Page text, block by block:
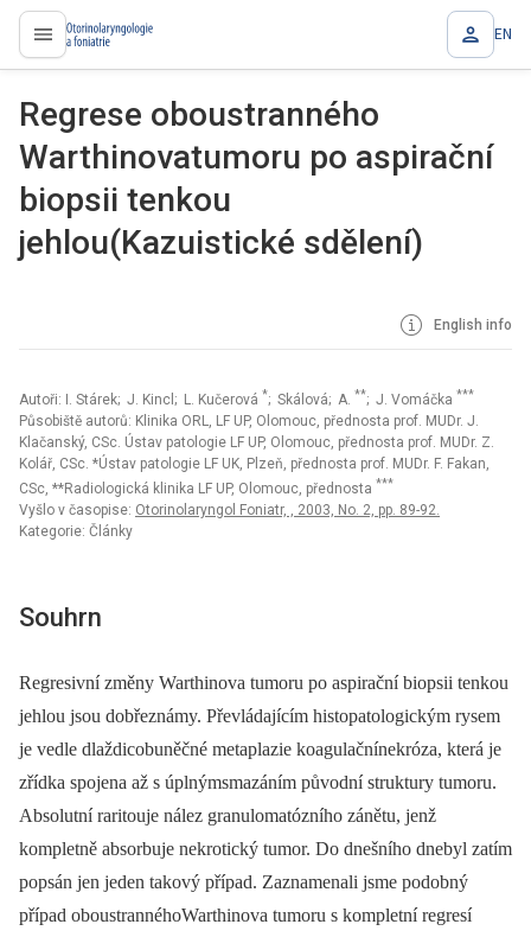
proLékaře.cz EN
Regrese oboustranného
Warthinovatumoru po aspirační
biopsii tenkou
jehlou(Kazuistické sdělení)
English info
Autoři: I. Stárek; J. Kincl; L. Kučerová *; Skálová; A. **; J. Vomáčka ***
Působiště autorů: Klinika ORL, LF UP, Olomouc, přednosta prof. MUDr. J.
Klačanský, CSc. Ústav patologie LF UP, Olomouc, přednosta prof. MUDr. Z.
Kolář, CSc. *Ústav patologie LF UK, Plzeň, přednosta prof. MUDr. F. Fakan,
CSc, **Radiologická klinika LF UP, Olomouc, přednosta ***
Vyšlo v časopise: Otorinolaryngol Foniatr, , 2003, No. 2, pp. 89-92.
Kategorie: Články
Souhrn
Regresivní změny Warthinova tumoru po aspirační biopsii tenkou
jehlou jsou dobřeznámy. Převládajícím histopatologickým rysem
je vedle dlaždicobuněčné metaplazie koagulačnínekróza, která je
zřídka spojena až s úplnýmsmazáním původní struktury tumoru.
Absolutní raritouje nález granulomatózního zánětu, jenž
kompletně absorbuje nekrotický tumor. Do dnešního dnebyl zatím
popsán jen jeden takový případ. Zaznamenali jsme podobný
případ oboustrannéhoWarthinova tumoru s kompletní regresí